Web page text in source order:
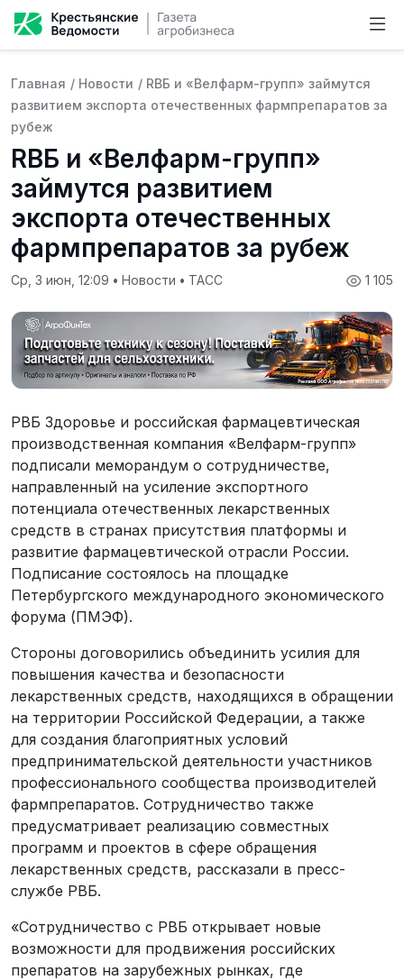
Главная / Новости / RВБ и «Велфарм-групп» займутся
развитием экспорта отечественных фармпрепаратов за
рубеж
RВБ и «Велфарм-групп»
займутся развитием
экспорта отечественных
фармпрепаратов за рубеж
1 105
Ср, 3 июн, 12:09 • Новости • ТАСС
РВБ Здоровье и российская фармацевтическая
производственная компания «Велфарм-групп»
подписали меморандум о сотрудничестве,
направленный на усиление экспортного
потенциала отечественных лекарственных
средств в странах присутствия платформы и
развитие фармацевтической отрасли России.
Подписание состоялось на площадке
Петербургского международного экономического
форума (ПМЭФ).
Стороны договорились объединить усилия для
повышения качества и безопасности
лекарственных средств, находящихся в обращении
на территории Российской Федерации, а также
для создания благоприятных условий
предпринимательской деятельности участников
профессионального сообщества производителей
фармпрепаратов. Сотрудничество также
предусматривает реализацию совместных
программ и проектов в сфере обращения
лекарственных средств, рассказали в пресс-
службе РВБ.
«Сотрудничество с РВБ открывает новые
возможности для продвижения российских
препаратов на зарубежных рынках, где